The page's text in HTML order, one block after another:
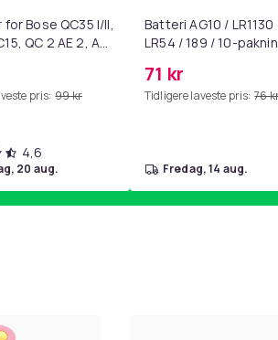
Bose QC35 I/II,
QC 2 AE 2, AE
Black
pris: 99 kr
4,6
20 aug.
Batteri AG10 / LR1130
LR54 / 189 / 10-
71 kr
Tidligere laveste pris: 76
fredag, 14 aug.